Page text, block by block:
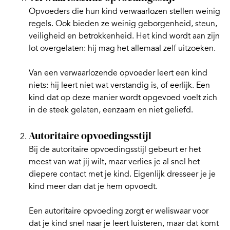
Opvoeders die hun kind verwaarlozen stellen weinig
regels. Ook bieden ze weinig geborgenheid, steun,
veiligheid en betrokkenheid. Het kind wordt aan zijn
lot overgelaten: hij mag het allemaal zelf uitzoeken.
Van een verwaarlozende opvoeder leert een kind
niets: hij leert niet wat verstandig is, of eerlijk. Een
kind dat op deze manier wordt opgevoed voelt zich
in de steek gelaten, eenzaam en niet geliefd.
Autoritaire opvoedingsstijl
Bij de autoritaire opvoedingsstijl gebeurt er het
meest van wat jij wilt, maar verlies je al snel het
diepere contact met je kind. Eigenlijk dresseer je je
kind meer dan dat je hem opvoedt.
Een autoritaire opvoeding zorgt er weliswaar voor
dat je kind snel naar je leert luisteren, maar dat komt